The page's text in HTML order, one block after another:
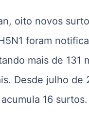
, oito novos
foram
mais de 131
Desde julho de
16 surtos.